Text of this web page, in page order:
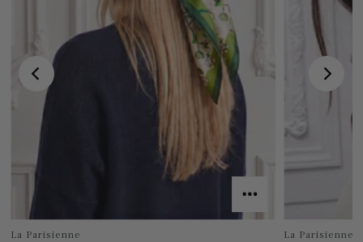
La Parisienne La Parisienne